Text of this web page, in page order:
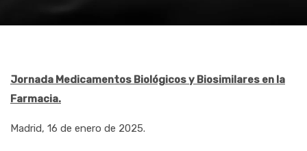
Jornada Medicamentos Biológicos y Biosimilares en la
Farmacia.
Madrid, 16 de enero de 2025.